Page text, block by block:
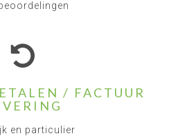
/ FACTUUR
en particulier